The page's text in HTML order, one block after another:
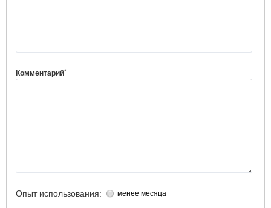
Комментарий*
Опыт использования: менее месяца